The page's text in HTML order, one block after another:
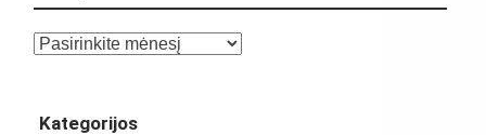
Archyvas
Kategorijos